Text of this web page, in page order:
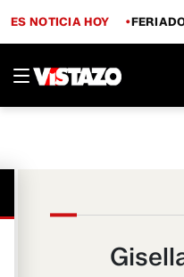
ES NOTICIA HOY